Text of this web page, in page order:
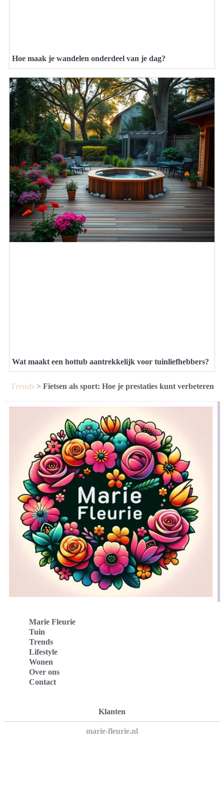
Hoe maak je wandelen onderdeel van je dag?
Wat maakt een hottub aantrekkelijk voor tuinliefhebbers?
Trends> Fietsen als sport: Hoe je prestaties kunt verbeteren
Marie Fleurie
Tuin
Trends
Lifestyle
Wonen
Over ons
Contact
Klanten
marie-fleurie.nl